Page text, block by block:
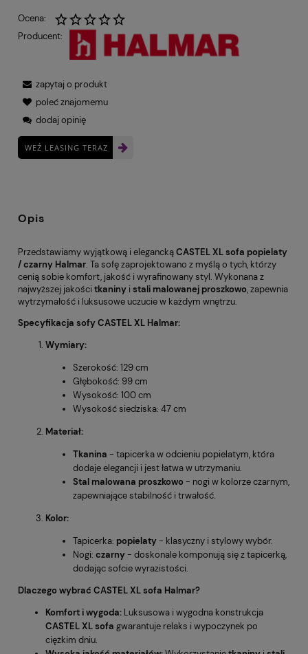
Ocena:
Producent:
zapytaj o produkt
poleć znajomemu
dodaj opinię
WEŹ LEASING TERAZ
Opis
Przedstawiamy wyjątkową i eleganckąCASTEL XL sofa popielaty
/ czarny Halmar. Ta sofę zaprojektowano z myślą o tych, którzy
cenią sobie komfort, jakość i wyrafinowany styl. Wykonana z
najwyższej jakości tkaniny i stali malowanej proszkowo, zapewnia
wytrzymałość i luksusowe uczucie w każdym wnętrzu.
Specyfikacja sofy CASTEL XL Halmar:
Wymiary:
Szerokość: 129 cm
Głębokość: 99 cm
Wysokość: 100 cm
Wysokość siedziska: 47 cm
Materiał:
Tkanina - tapicerka w odcieniu popielatym, która
dodaje elegancji i jest łatwa w utrzymaniu.
Stal malowana proszkowo- nogi w kolorze czarnym,
zapewniające stabilność i trwałość.
Kolor:
Tapicerka: popielaty- klasyczny i stylowy wybór.
Nogi: czarny- doskonale komponują się z tapicerką,
dodając sofcie wyrazistości.
Dlaczego wybrać CASTEL XL sofa Halmar?
Komfort i wygoda: Luksusowa i wygodna konstrukcja
CASTEL XL sofa gwarantuje relaks i wypoczynek po
ciężkim dniu.